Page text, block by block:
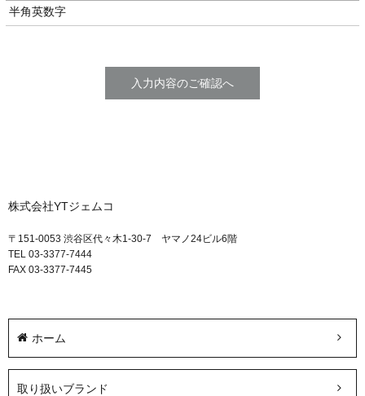
半角英数字
株式会社YTジェムコ
〒151-0053 渋谷区代々木1-30-7 ヤマノ24ビル6階
TEL 03-3377-7444
FAX 03-3377-7445
ホーム
取り扱いブランド